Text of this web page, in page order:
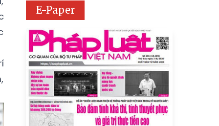
E-Paper